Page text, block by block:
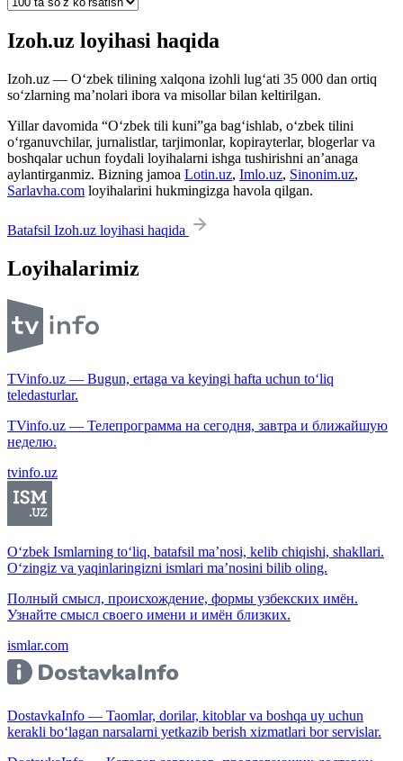
Izoh.uz loyihasi haqida
Izoh.uz — O‘zbek tilining xalqona izohli lug‘ati 35 000 dan ortiq
so‘zlarning ma’nolari ibora va misollar bilan keltirilgan.
Yillar davomida “O‘zbek tili kuni”ga bag‘ishlab, o‘zbek tilini
o‘rganuvchilar, jurnalistlar, tarjimonlar, kopirayterlar, blogerlar va
boshqalar uchun foydali loyihalarni ishga tushirishni an’anaga
aylantirganmiz. Bizning jamoa Lotin.uz, Imlo.uz, Sinonim.uz,
Sarlavha.com loyihalarini hukmingizga havola qilgan.
Batafsil Izoh.uz loyihasi haqida
Loyihalarimiz
TVinfo.uz — Bugun, ertaga va keyingi hafta uchun to‘liq
teledasturlar.
TVinfo.uz — Телепрограмма на сегодня, завтра и ближайшую
неделю.
tvinfo.uz
O‘zbek Ismlarning to‘liq, batafsil ma’nosi, kelib chiqishi, shakllari.
O‘zingiz va yaqinlaringizni ismlari ma’nosini bilib oling.
Полный смысл, происхождение, формы узбекских имён.
Узнайте смысл своего имени и имён близких.
ismlar.com
DostavkaInfo — Taomlar, dorilar, kitoblar va boshqa uy uchun
kerakli bo‘lagan narsalarni yetkazib berish xizmatlari bor servislar.